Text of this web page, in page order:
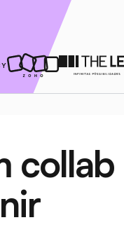
collab